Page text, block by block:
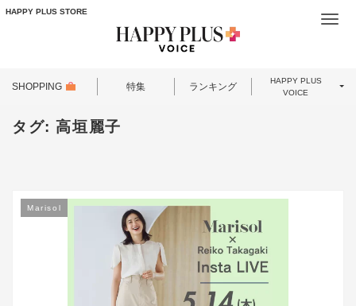
HAPPY PLUS STORE
SHOPPING 特集 ランキング
HAPPY PLUS
VOICE
タグ:高垣麗子
Marisol